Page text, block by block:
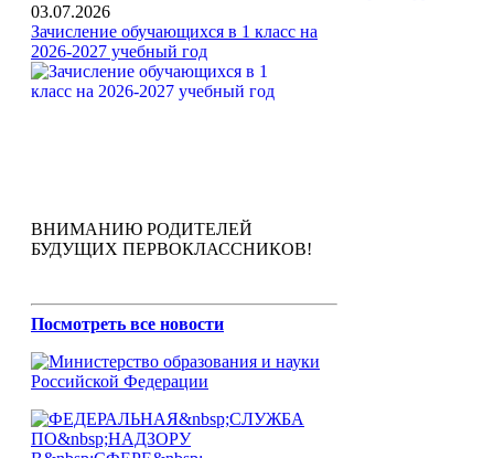
03.07.2026
Зачисление обучающихся в 1 класс на
2026-2027 учебный год
ВНИМАНИЮ РОДИТЕЛЕЙ
БУДУЩИХ ПЕРВОКЛАССНИКОВ!
Посмотреть все новости